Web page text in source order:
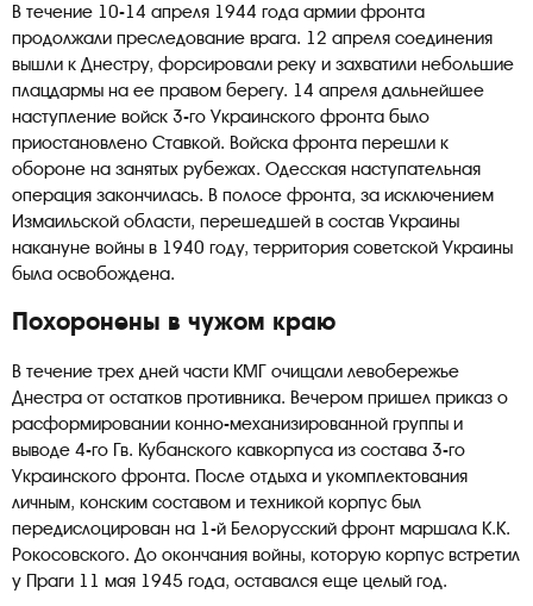
В течение 10-14 апреля 1944 года армии фронта
продолжали преследование врага. 12 апреля соединения
вышли к Днестру, форсировали реку и захватили небольшие
плацдармы на ее правом берегу. 14 апреля дальнейшее
наступление войск 3-го Украинского фронта было
приостановлено Ставкой. Войска фронта перешли к
обороне на занятых рубежах. Одесская наступательная
операция закончилась. В полосе фронта, за исключением
Измаильской области, перешедшей в состав Украины
накануне войны в 1940 году, территория советской Украины
была освобождена.
Похоронены в чужом краю
В течение трех дней части КМГ очищали левобережье
Днестра от остатков противника. Вечером пришел приказ о
расформировании конно-механизированной группы и
выводе 4-го Гв. Кубанского кавкорпуса из состава 3-го
Украинского фронта. После отдыха и укомплектования
личным, конским составом и техникой корпус был
передислоцирован на 1-й Белорусский фронт маршала К.К.
Рокосовского. До окончания войны, которую корпус встретил
у Праги 11 мая 1945 года, оставался еще целый год.